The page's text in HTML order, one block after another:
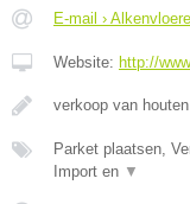
E-mail ›
Website: http://
verkoop van
Parket plaatsen,
Import en ▼